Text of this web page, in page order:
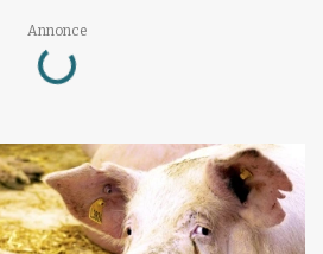
Annonce
Loading...